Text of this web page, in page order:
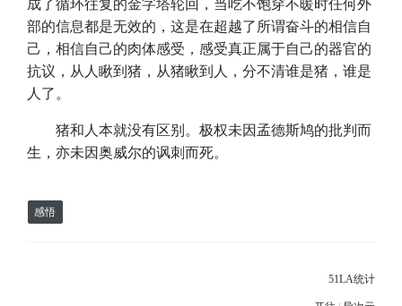
成了循环往复的金字塔轮回，当吃不饱穿不暖时任何外
部的信息都是无效的，这是在超越了所谓奋斗的相信自
己，相信自己的肉体感受，感受真正属于自己的器官的
抗议，从人瞅到猪，从猪瞅到人，分不清谁是猪，谁是
人了。
​猪和人本就没有区别。极权未因孟德斯鸠的批判而
生，亦未因奥威尔的讽刺而死。
感悟
51LA统计